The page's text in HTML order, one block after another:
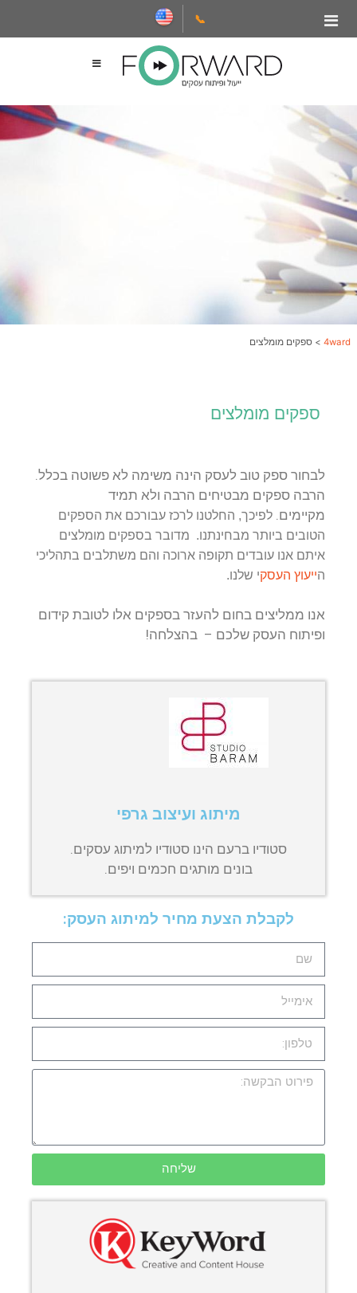
📞
4ward
> ספקים מומלצים
ספקים מומלצים
לבחור ספק טוב לעסק הינה משימה לא פשוטה בכלל.
הרבה ספקים מבטיחים הרבה ולא תמיד
מקיימים. לפיכך, החלטנו לרכז עבורכם את הספקים
הטובים ביותר מבחינתנו. מדובר בספקים מומלצים
איתם אנו עובדים תקופה ארוכה והם משתלבים בתהליכי
הייעוץ העסקי שלנו.
אנו ממליצים בחום להעזר בספקים אלו לטובת קידום
ופיתוח העסק שלכם – בהצלחה!
מיתוג ועיצוב גרפי
סטודיו ברעם הינו סטודיו למיתוג עסקים.
בונים מותגים חכמים ויפים.
לקבלת הצעת מחיר למיתוג העסק:
שליחה